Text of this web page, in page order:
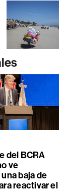
del BCRA
ve
baja de
reactivar el